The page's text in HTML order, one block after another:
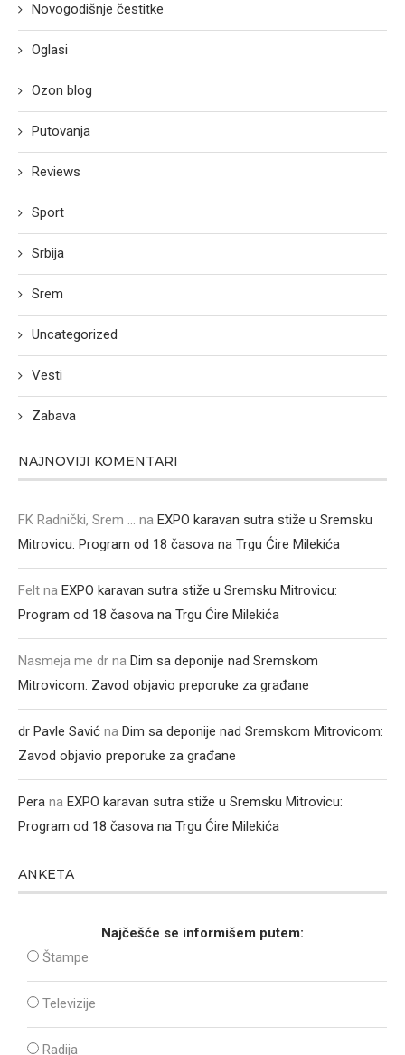
Novogodišnje čestitke
Oglasi
Ozon blog
Putovanja
Reviews
Sport
Srbija
Srem
Uncategorized
Vesti
Zabava
NAJNOVIJI KOMENTARI
FK Radnički, Srem ... na EXPO karavan sutra stiže u Sremsku
Mitrovicu: Program od 18 časova na Trgu Ćire Milekića
Felt na EXPO karavan sutra stiže u Sremsku Mitrovicu:
Program od 18 časova na Trgu Ćire Milekića
Nasmeja me dr na Dim sa deponije nad Sremskom
Mitrovicom: Zavod objavio preporuke za građane
dr Pavle Savić na Dim sa deponije nad Sremskom Mitrovicom:
Zavod objavio preporuke za građane
Pera na EXPO karavan sutra stiže u Sremsku Mitrovicu:
Program od 18 časova na Trgu Ćire Milekića
ANKETA
Najčešće se informišem putem:
Štampe
Televizije
Radija